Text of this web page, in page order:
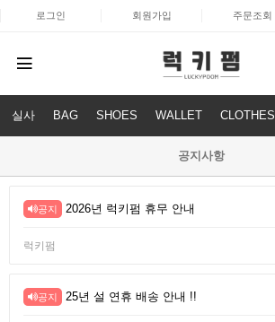
로그인 회원가입 주문조회
실사 BAG SHOES WALLET CLOTHES
공지사항
공지 2026년 럭키펌 휴무 안내
럭키펌
공지 25년 설 연휴 배송 안내 !!